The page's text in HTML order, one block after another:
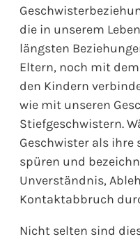
die in unserem
längsten
Eltern, noch mit
den Kindern
wie mit unseren
Stiefgeschwistern.
Geschwister als ihre
spüren und
Unverständnis,
Kontaktabbruch
Nicht selten sind